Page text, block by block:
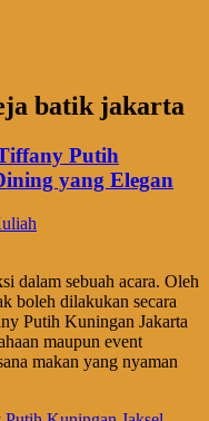
batik jakarta
Putih
yang Elegan
dalam sebuah acara. Oleh
boleh dilakukan secara
Putih Kuningan Jakarta
maupun event
makan yang nyaman